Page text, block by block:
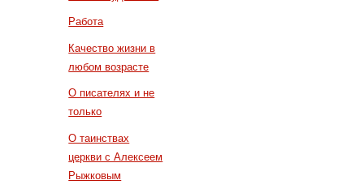
Работа
Качество жизни в
любом возрасте
О писателях и не
только
О таинствах
церкви с Алексеем
Рыжковым